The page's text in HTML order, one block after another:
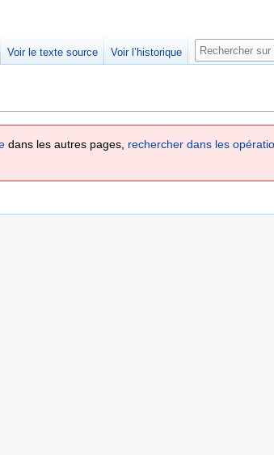
dans les autres pages, rechercher dans les
Voir le texte source Voir l’historique